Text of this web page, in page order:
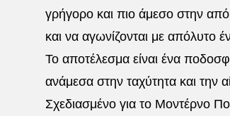
γρήγορο και πιο άμεσο στην
και να αγωνίζονται με απόλυτο
Το αποτέλεσμα είναι ένα
ανάμεσα στην ταχύτητα και την
Σχεδιασμένο για το Μοντέρνο